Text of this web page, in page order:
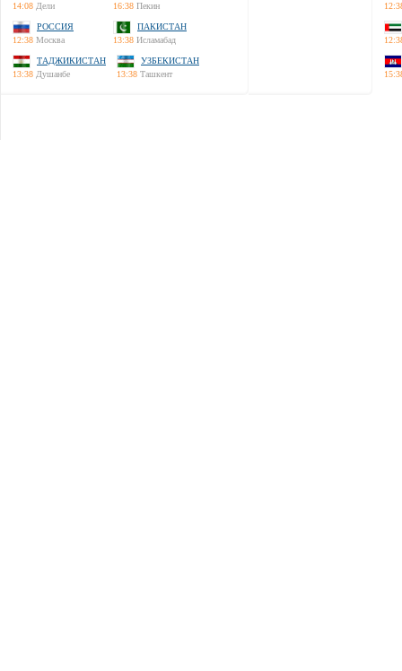
14:08 Дели
16:38 Пекин
РОССИЯ
12:38 Москва
ПАКИСТАН
13:38 Исламабад
ТАДЖИКИСТАН
13:38 Душанбе
УЗБЕКИСТАН
13:38 Ташкент